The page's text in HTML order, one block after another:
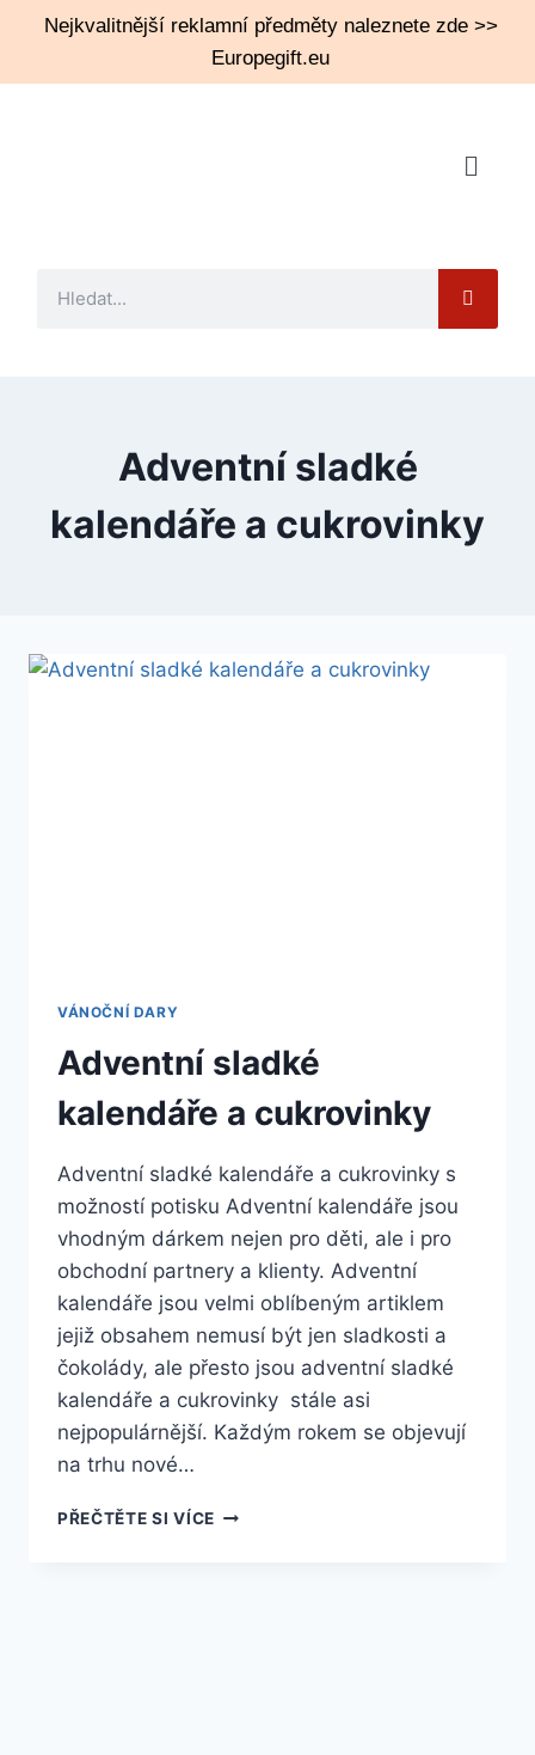
Nejkvalitnější reklamní předměty naleznete zde >>
Europegift.eu
Adventní sladké
kalendáře a cukrovinky
VÁNOČNÍ DARY
Adventní sladké
kalendáře a cukrovinky
Adventní sladké kalendáře a cukrovinky s
možností potisku Adventní kalendáře jsou
vhodným dárkem nejen pro děti, ale i pro
obchodní partnery a klienty. Adventní
kalendáře jsou velmi oblíbeným artiklem
jejiž obsahem nemusí být jen sladkosti a
čokolády, ale přesto jsou adventní sladké
kalendáře a cukrovinky stále asi
nejpopulárnější. Každým rokem se objevují
na trhu nové…
PŘEČTĚTE SI VÍCE